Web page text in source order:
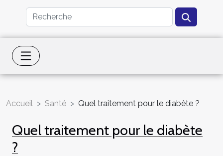
Accueil Santé Quel traitement pour le diabète ?
Quel traitement pour le diabète
?